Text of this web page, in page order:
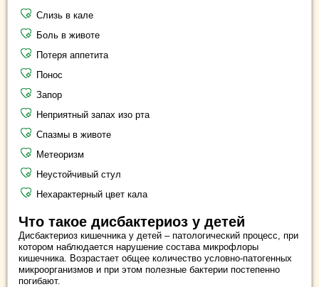
Слизь в кале
Боль в животе
Потеря аппетита
Понос
Запор
Неприятный запах изо рта
Спазмы в животе
Метеоризм
Неустойчивый стул
Нехарактерный цвет кала
Что такое дисбактериоз у детей
Дисбактериоз кишечника у детей – патологический процесс, при
котором наблюдается нарушение состава микрофлоры
кишечника. Возрастает общее количество условно-патогенных
микроорганизмов и при этом полезные бактерии постепенно
погибают.